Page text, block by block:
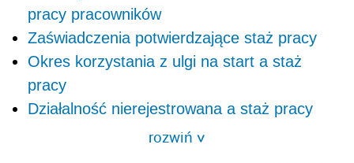
pracy pracowników
Zaświadczenia potwierdzające staż pracy
Okres korzystania z ulgi na start a staż
pracy
Działalność nierejestrowana a staż pracy
rozwiń>